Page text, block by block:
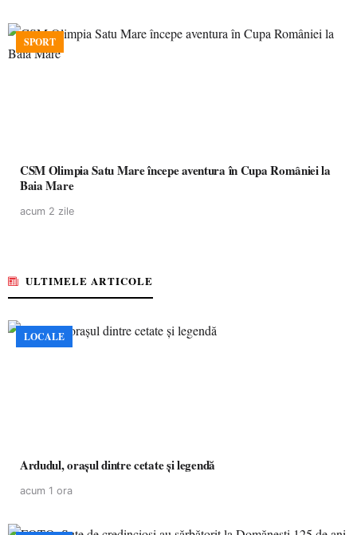
SPORT
CSM Olimpia Satu Mare începe aventura în Cupa României la
Baia Mare
acum 2 zile
ULTIMELE ARTICOLE
LOCALE
Ardudul, orașul dintre cetate și legendă
acum 1 ora